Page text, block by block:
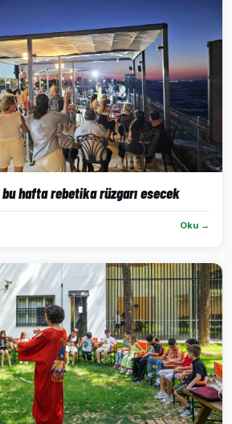
bu hafta rebetika rüzgarı esecek
Oku →